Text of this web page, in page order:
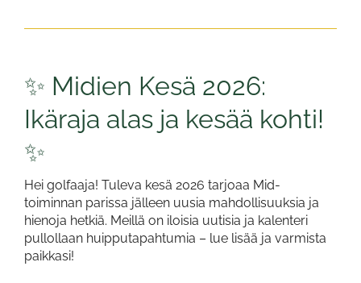
✨ Midien Kesä 2026:
Ikäraja alas ja kesää kohti!
✨
Hei golfaaja! Tuleva kesä 2026 tarjoaa Mid-
toiminnan parissa jälleen uusia mahdollisuuksia ja
hienoja hetkiä. Meillä on iloisia uutisia ja kalenteri
pullollaan huipputapahtumia – lue lisää ja varmista
paikkasi!